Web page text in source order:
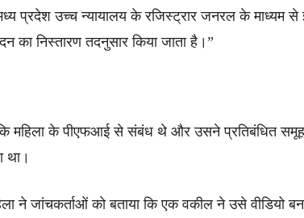
प्रदेश उच्च न्यायालय के रजिस्ट्रार जनरल के माध्यम
का निस्तारण तदनुसार किया जाता है।”
कि महिला के पीएफआई से संबंध थे और उसने प्रतिबंधित
था।
ने जांचकर्ताओं को बताया कि एक वकील ने उसे वीडियो